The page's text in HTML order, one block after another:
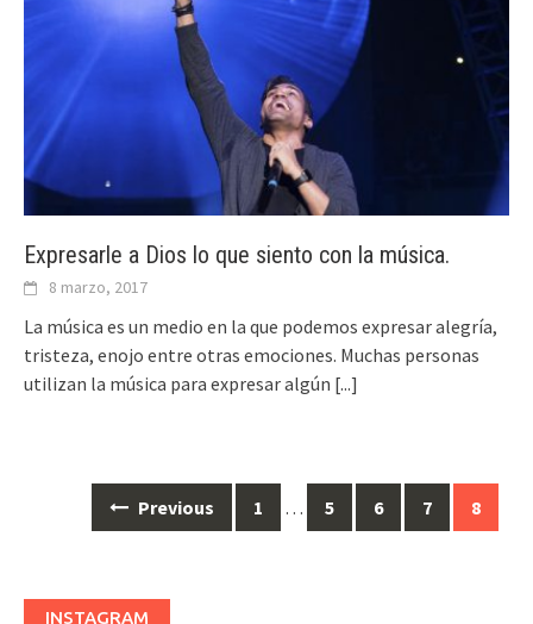
Expresarle a Dios lo que siento con la música.
8 marzo, 2017
La música es un medio en la que podemos expresar alegría,
tristeza, enojo entre otras emociones. Muchas personas
utilizan la música para expresar algún [...]
Previous 1 … 5 6 7 8
INSTAGRAM